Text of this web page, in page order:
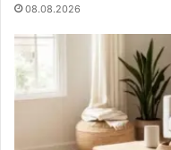
08.08.2026